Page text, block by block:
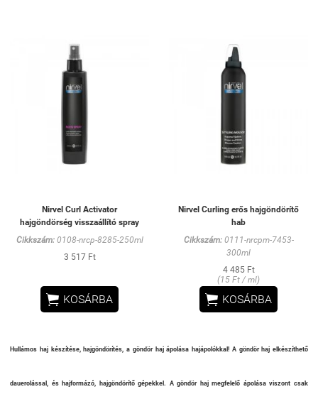
Nirvel Curl Activator
hajgöndörség visszaállító spray
Cikkszám:0108-nrcp-8285-250ml
3 517 Ft
 KOSÁRBA
Nirvel Curling erős hajgöndörítő
hab
Cikkszám:0111-nrcpm-7453-
300ml
4 485 Ft
(15 Ft / ml)
 KOSÁRBA
Hullámos haj készítése, hajgöndörítés, a göndör haj ápolása hajápolókkal! A göndör haj elkészíthető
dauerolással, és hajformázó, hajgöndörítő gépekkel. A göndör haj megfelelő ápolása viszont csak